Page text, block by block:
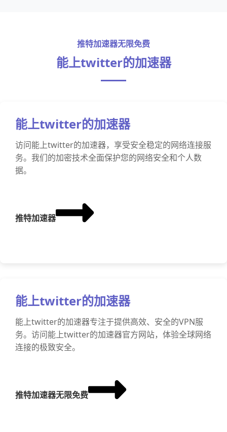
推特加速器无限免费
能上twitter的加速器
能上twitter的加速器
访问能上twitter的加速器，享受安全稳定的网络连接服
务。我们的加密技术全面保护您的网络安全和个人数
据。
推特加速器
能上twitter的加速器
能上twitter的加速器专注于提供高效、安全的VPN服
务。访问能上twitter的加速器官方网站，体验全球网络
连接的极致安全。
推特加速器无限免费